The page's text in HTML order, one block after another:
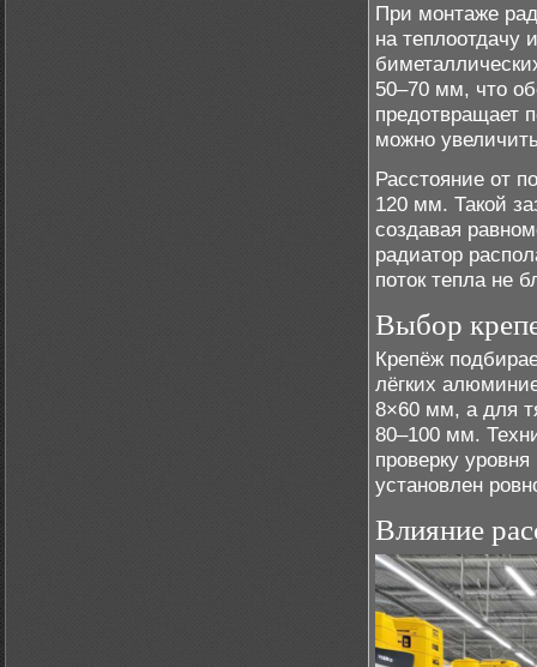
При монтаже
на теплоотдачу
50–70 мм, что
предотвращает
можно
Расстояние от
120 мм. Такой
создавая
радиатор
поток тепла не
Выбор
Крепёж
лёгких
8×60 мм, а для
80–100 мм.
проверку
установлен
Влияние